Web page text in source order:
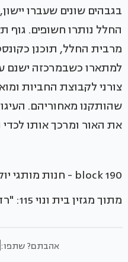
בגבהים שונים שעברו
החלל נותרו חשופים.
מרבית החלל, תוכנן
למתארו כשבמרכזה ישנם
צורני לקבוצת החביות
שהותקנו מאחוריהם.
את האור ומרכך אותו לכדי
block 190 - חנות מותגי יוקרה
מתוך מגזין בית ונוי 115: "רדי מייד שיק"
אהבתם? שתפו: